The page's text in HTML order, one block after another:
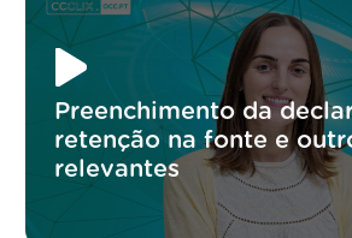
Preenchimento da
retenção na fonte e
relevantes